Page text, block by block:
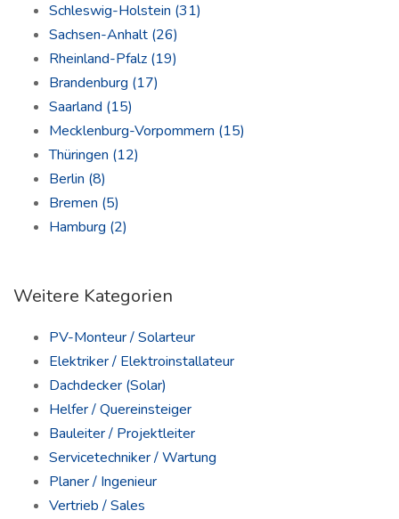
Schleswig-Holstein (31)
Sachsen-Anhalt (26)
Rheinland-Pfalz (19)
Brandenburg (17)
Saarland (15)
Mecklenburg-Vorpommern (15)
Thüringen (12)
Berlin (8)
Bremen (5)
Hamburg (2)
Weitere Kategorien
PV-Monteur / Solarteur
Elektriker / Elektroinstallateur
Dachdecker (Solar)
Helfer / Quereinsteiger
Bauleiter / Projektleiter
Servicetechniker / Wartung
Planer / Ingenieur
Vertrieb / Sales